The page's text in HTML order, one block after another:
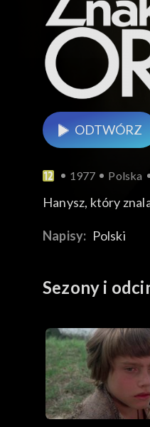
ODTWÓRZ
1977 Polska
Hanysz, który
Napisy: Polski
Sezony i